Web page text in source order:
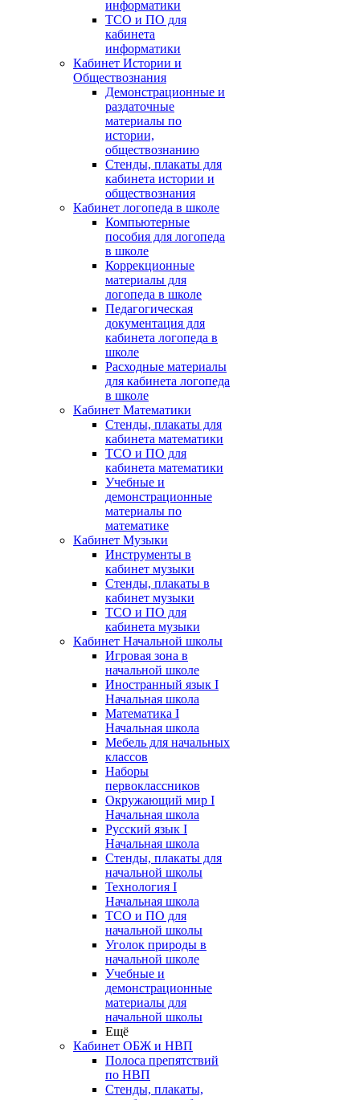
информатики
ТСО и ПО для
кабинета
информатики
Кабинет Истории и
Обществознания
Демонстрационные и
раздаточные
материалы по
истории,
обществознанию
Стенды, плакаты для
кабинета истории и
обществознания
Кабинет логопеда в школе
Компьютерные
пособия для логопеда
в школе
Коррекционные
материалы для
логопеда в школе
Педагогическая
документация для
кабинета логопеда в
школе
Расходные материалы
для кабинета логопеда
в школе
Кабинет Математики
Стенды, плакаты для
кабинета математики
ТСО и ПО для
кабинета математики
Учебные и
демонстрационные
материалы по
математике
Кабинет Музыки
Инструменты в
кабинет музыки
Стенды, плакаты в
кабинет музыки
ТСО и ПО для
кабинета музыки
Кабинет Начальной школы
Игровая зона в
начальной школе
Иностранный язык I
Начальная школа
Математика I
Начальная школа
Мебель для начальных
классов
Наборы
первоклассников
Окружающий мир I
Начальная школа
Русский язык I
Начальная школа
Стенды, плакаты для
начальной школы
Технология I
Начальная школа
ТСО и ПО для
начальной школы
Уголок природы в
начальной школе
Учебные и
демонстрационные
материалы для
начальной школы
Ещё
Кабинет ОБЖ и НВП
Полоса препятствий
по НВП
Стенды, плакаты,